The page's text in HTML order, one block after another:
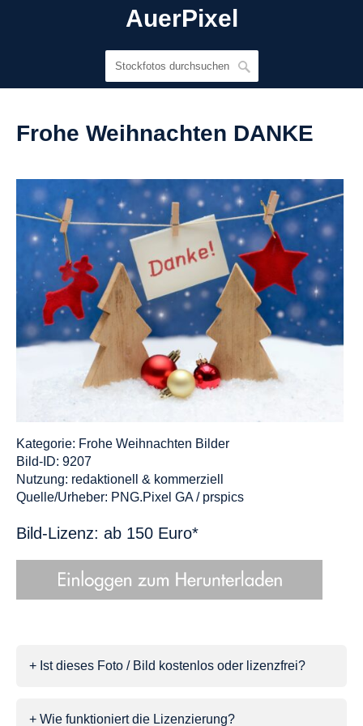
AuerPixel
Frohe Weihnachten DANKE
Kategorie: Frohe Weihnachten Bilder
Bild-ID: 9207
Nutzung: redaktionell & kommerziell
Quelle/Urheber: PNG.Pixel GA / prspics
Bild-Lizenz: ab 150 Euro*
+ Ist dieses Foto / Bild kostenlos oder lizenzfrei?
+ Wie funktioniert die Lizenzierung?